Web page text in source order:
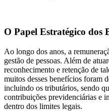
O Papel Estratégico dos
Ao longo dos anos, a
gestão de pessoas. Além de
reconhecimento e retenção de
muitos desses benefícios foram
incluindo os tributários, sendo
contribuições previdenciárias e
dentro dos limites legais.